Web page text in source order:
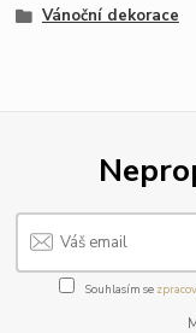
Vánoční dekorace
Souhlasím se